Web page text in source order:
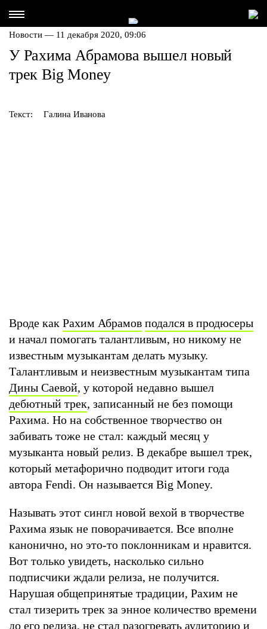
Новости — 11 декабря 2020, 09:06
У Рахима Абрамова вышел новый
трек Big Money
Текст: Галина Иванова
Вроде как Рахим Абрамов подался в продюсеры
и начал помогать талантливым, но никому не
известным музыкантам делать музыку.
Талантливым и неизвестным музыкантам типа
Дины Саевой, у которой недавно вышел
дебютный трек, записанный не без помощи
Рахима. Но на собственное творчество он
забивать тоже не стал: каждый месяц у
музыканта новый релиз. В декабре вышел трек,
который метафорично подводит итоги года
автора Fendi. Он называется Big Money.
Называть этот сингл новой вехой в творчестве
Рахима язык не поворачивается. Все вполне
канонично, но это-то поклонникам и нравится.
Вот только увидеть, насколько сильно
подписчики ждали релиза, не получится.
Нарушая общепринятые традиции, Рахим не
стал тизерить трек за энное количество времени
до его релиза, не стал разогревать аудиторию и